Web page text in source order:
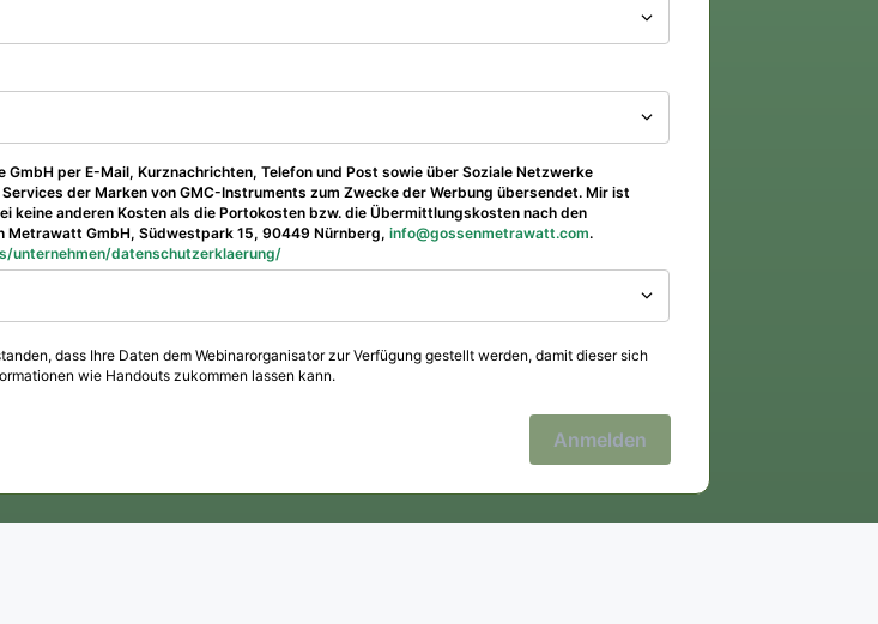
per E-Mail, Kurznachrichten, Telefon und Post sowie über Soziale Netzwerke
der Marken von GMC-Instruments zum Zwecke der Werbung übersendet. Mir ist
anderen Kosten als die Portokosten bzw. die Übermittlungskosten nach den
Metrawatt GmbH, Südwestpark 15, 90449 Nürnberg, info@gossenmetrawatt.com.
unternehmen/datenschutzerklaerung/
dass Ihre Daten dem Webinarorganisator zur Verfügung gestellt werden, damit dieser sich
wie Handouts zukommen lassen kann.
Anmelden